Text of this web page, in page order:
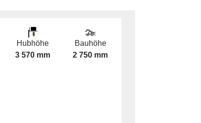
Hubhöhe
3 570 mm
Bauhöhe
2 750 mm